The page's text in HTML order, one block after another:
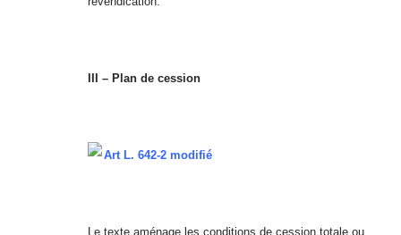
III – Plan de cession
Art L. 642-2 modifié
Le texte aménage les conditions de cession totale ou